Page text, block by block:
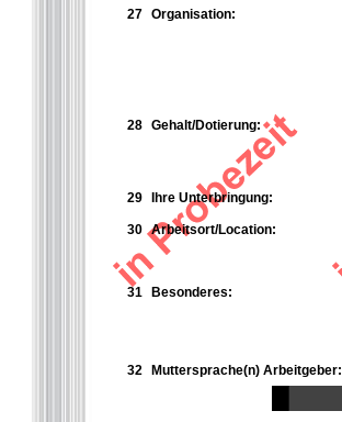
27 Organisation:
28 Gehalt/Dotierung:
29 Ihre Unterbringung:
30 Arbeitsort/Location:
31 Besonderes:
32 Muttersprache(n) Arbeitgeber: